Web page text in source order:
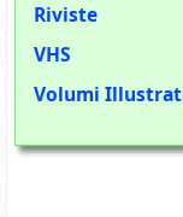
Riviste
VHS
Volumi